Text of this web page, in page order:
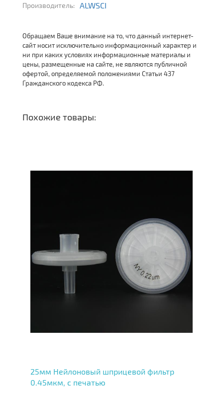
Производитель: ALWSCI
Обращаем Ваше внимание на то, что данный интернет-
сайт носит исключительно информационный характер и
ни при каких условиях информационные материалы и
цены, размещенные на сайте, не являются публичной
офертой, определяемой положениями Статьи 437
Гражданского кодекса РФ.
Похожие товары:
25мм Нейлоновый шприцевой фильтр
0.45мкм, с печатью